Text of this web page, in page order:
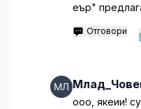
еър"
Отговори
ооо, якеии!